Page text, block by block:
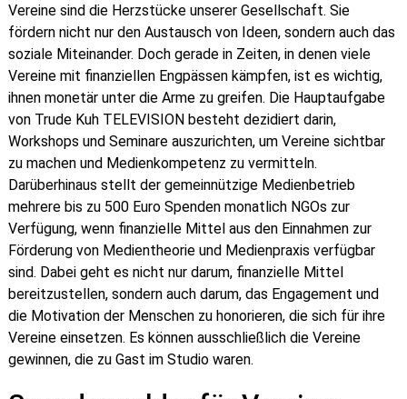
Vereine sind die Herzstücke unserer Gesellschaft. Sie
fördern nicht nur den Austausch von Ideen, sondern auch das
soziale Miteinander. Doch gerade in Zeiten, in denen viele
Vereine mit finanziellen Engpässen kämpfen, ist es wichtig,
ihnen monetär unter die Arme zu greifen. Die Hauptaufgabe
von Trude Kuh TELEVISION besteht dezidiert darin,
Workshops und Seminare auszurichten, um Vereine sichtbar
zu machen und Medienkompetenz zu vermitteln.
Darüberhinaus stellt der gemeinnützige Medienbetrieb
mehrere bis zu 500 Euro Spenden monatlich NGOs zur
Verfügung, wenn finanzielle Mittel aus den Einnahmen zur
Förderung von Medientheorie und Medienpraxis verfügbar
sind. Dabei geht es nicht nur darum, finanzielle Mittel
bereitzustellen, sondern auch darum, das Engagement und
die Motivation der Menschen zu honorieren, die sich für ihre
Vereine einsetzen. Es können ausschließlich die Vereine
gewinnen, die zu Gast im Studio waren.